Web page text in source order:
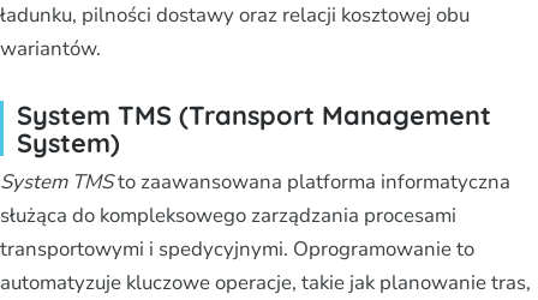
ładunku, pilności dostawy oraz relacji kosztowej obu
wariantów.
System TMS (Transport Management
System)
System TMSto zaawansowana platforma informatyczna
służąca do kompleksowego zarządzania procesami
transportowymi i spedycyjnymi. Oprogramowanie to
automatyzuje kluczowe operacje, takie jak planowanie tras,